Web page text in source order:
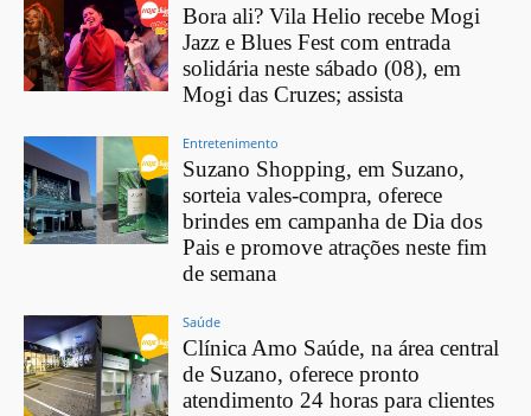
Bora ali? Vila Helio recebe Mogi
Jazz e Blues Fest com entrada
solidária neste sábado (08), em
Mogi das Cruzes; assista
Entretenimento
Suzano Shopping, em Suzano,
sorteia vales-compra, oferece
brindes em campanha de Dia dos
Pais e promove atrações neste fim
de semana
Saúde
Clínica Amo Saúde, na área central
de Suzano, oferece pronto
atendimento 24 horas para clientes